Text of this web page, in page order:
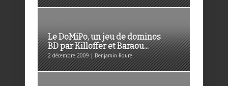
Le DoMiPo, un jeu de dominos
BD par Killoffer et Baraou...
2 décembre 2009 | Benjamin Roure